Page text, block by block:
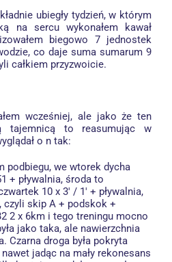
ubiegły tydzień, w którym
na sercu wykonałem kawał
biegowo 7 jednostek
co daje suma sumarum 9
całkiem przyzwoicie.
wcześniej, ale jako że ten
tajemnicą to reasumując w
o n tak:
podbiegu, we wtorek dycha
+ pływalnia, środa to
10 x 3′ / 1′ + pływalnia,
czyli skip A + podskok +
2 x 6km i tego treningu mocno
jako taka, ale nawierzchnia
Czarna droga była pokryta
jadąc na mały rekonesans